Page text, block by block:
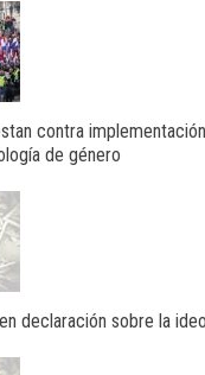
contra
de género
declaración sobre la